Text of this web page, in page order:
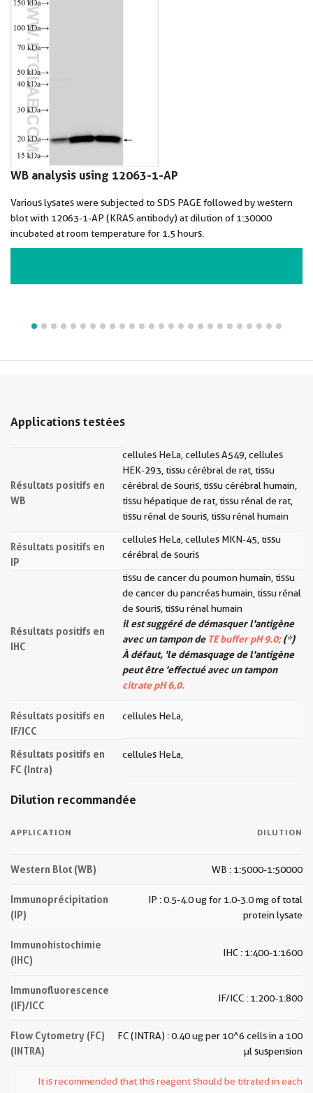
WB analysis using 12063-1-AP
Various lysates were subjected to SDS PAGE followed by western
blot with 12063-1-AP (KRAS antibody) at dilution of 1:30000
incubated at room temperature for 1.5 hours.
Applications testées
Résultats positifs en
WB
cellules HeLa, cellules A549, cellules
HEK-293, tissu cérébral de rat, tissu
cérébral de souris, tissu cérébral humain,
tissu hépatique de rat, tissu rénal de rat,
tissu rénal de souris, tissu rénal humain
Résultats positifs en
IP
cellules HeLa, cellules MKN-45, tissu
cérébral de souris
Résultats positifs en
IHC
tissu de cancer du poumon humain, tissu
de cancer du pancréas humain, tissu rénal
de souris, tissu rénal humain
il est suggéré de démasquer l'antigène
avec un tampon de TE buffer pH 9.0;(*)
À défaut, 'le démasquage de l'antigène
peut être 'effectué avec un tampon
citrate pH 6,0.
Résultats positifs en
IF/ICC
cellules HeLa,
Résultats positifs en
FC (Intra)
cellules HeLa,
Dilution recommandée
APPLICATION DILUTION
Western Blot (WB) WB : 1:5000-1:50000
Immunoprécipitation
(IP)
IP : 0.5-4.0 ug for 1.0-3.0 mg of total
protein lysate
Immunohistochimie
(IHC)
IHC : 1:400-1:1600
Immunofluorescence
(IF)/ICC
IF/ICC : 1:200-1:800
Flow Cytometry (FC)
(INTRA)
FC (INTRA) : 0.40 ug per 10^6 cells in a 100
µl suspension
It is recommended that this reagent should be titrated in each